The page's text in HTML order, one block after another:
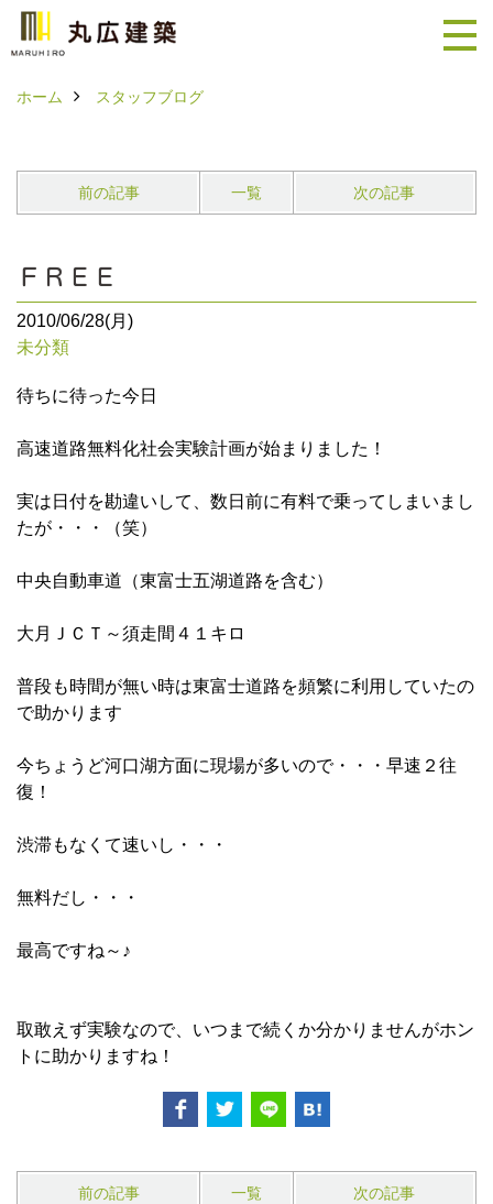
ホーム スタッフブログ
前の記事 一覧 次の記事
ＦＲＥＥ
2010/06/28(月)
未分類
待ちに待った今日
高速道路無料化社会実験計画が始まりました！
実は日付を勘違いして、数日前に有料で乗ってしまいまし
たが・・・（笑）
中央自動車道（東富士五湖道路を含む）
大月ＪＣＴ～須走間４１キロ
普段も時間が無い時は東富士道路を頻繁に利用していたの
で助かります
今ちょうど河口湖方面に現場が多いので・・・早速２往
復！
渋滞もなくて速いし・・・
無料だし・・・
最高ですね～♪
取敢えず実験なので、いつまで続くか分かりませんがホン
トに助かりますね！
前の記事 一覧 次の記事